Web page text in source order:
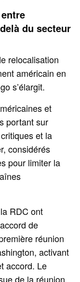
du secteur
relocalisation
américain en
s’élargit.
et
portant sur
et la
considérés
pour limiter la
RDC ont
de
réunion
activant
accord. Le
de la réunion